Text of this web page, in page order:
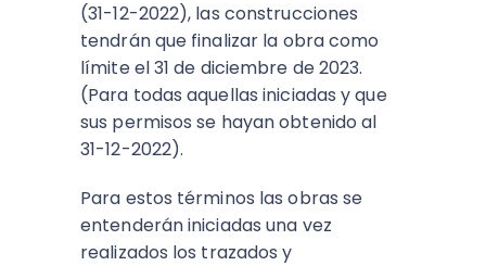
(31-12-2022), las construcciones
tendrán que finalizar la obra como
límite el 31 de diciembre de 2023.
(Para todas aquellas iniciadas y que
sus permisos se hayan obtenido al
31-12-2022).
Para estos términos las obras se
entenderán iniciadas una vez
realizados los trazados y